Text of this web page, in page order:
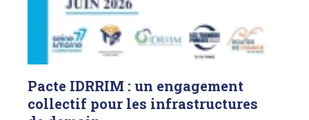
Pacte IDRRIM : un engagement
collectif pour les infrastructures